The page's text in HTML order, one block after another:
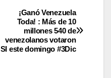
¡Ganó Venezuela
Toda! : Más de 10
millones 540 de
venezolanos votaron
SI este domingo #3Dic